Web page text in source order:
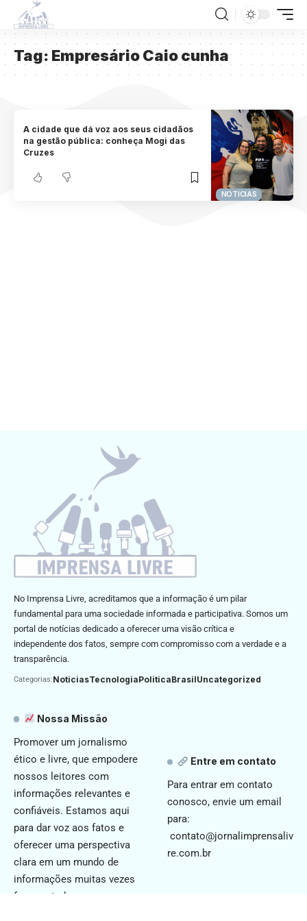
Tag: Empresário Caio cunha
NOTICIAS
A cidade que dá voz aos seus cidadãos
na gestão pública: conheça Mogi das
Cruzes
No Imprensa Livre, acreditamos que a informação é um pilar
fundamental para uma sociedade informada e participativa. Somos um
portal de notícias dedicado a oferecer uma visão crítica e
independente dos fatos, sempre com compromisso com a verdade e a
transparência.
Categorias:NoticiasTecnologiaPoliticaBrasilUncategorized
Nossa Missão
Promover um jornalismo
ético e livre, que empodere
nossos leitores com
informações relevantes e
confiáveis. Estamos aqui
para dar voz aos fatos e
oferecer uma perspectiva
clara em um mundo de
informações muitas vezes
fragmentadas.
Entre em contato
Para entrar em contato
conosco, envie um email
para:
contato@jornalimprensaliv
re.com.br